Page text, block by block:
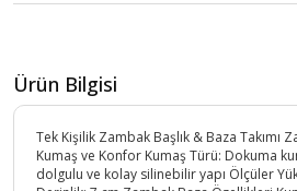
Ürün Bilgisi
Tek Kişilik Zambak Başlık & Baza Takımı
Kumaş ve Konfor Kumaş Türü: Dokuma
dolgulu ve kolay silinebilir yapı Ölçüler